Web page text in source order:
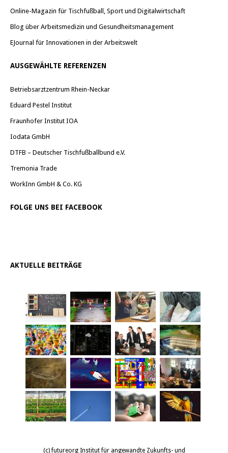
Online-Magazin für Tischfußball, Sport und Digitalwirtschaft
Blog über Arbeitsmedizin und Gesundheitsmanagement
EJournal für Innovationen in der Arbeitswelt
AUSGEWÄHLTE REFERENZEN
Betriebsarztzentrum Rhein-Neckar
Eduard Pestel Institut
Fraunhofer Institut IOA
Iodata GmbH
DTFB – Deutscher Tischfußballbund e.V.
Tremonia Trade
WorkInn GmbH & Co. KG
FOLGE UNS BEI FACEBOOK
AKTUELLE BEITRÄGE
(c) futureorg Institut für angewandte Zukunfts- und